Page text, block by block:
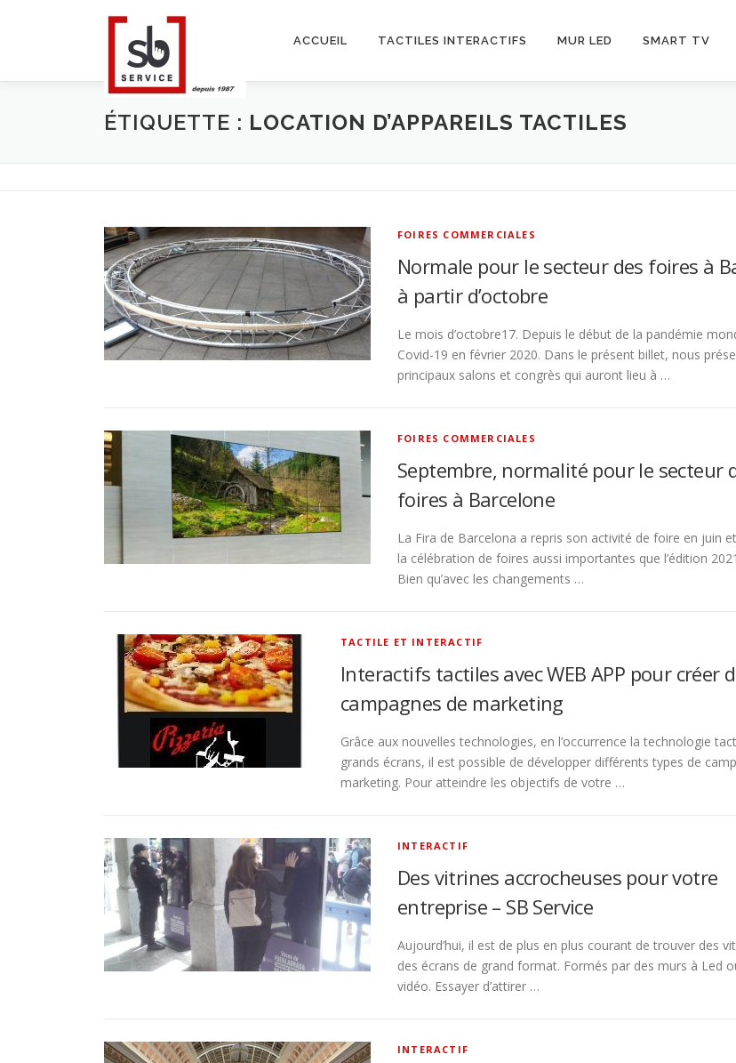
ACCUEIL TACTILES INTERACTIFS MUR LED SMART TV
ÉTIQUETTE : LOCATION D’APPAREILS TACTILES
FOIRES COMMERCIALES
Normale pour le secteur des foires à
à partir d’octobre
Le mois d’octobre17. Depuis le début de la pandémie
Covid-19 en février 2020. Dans le présent billet, nous
principaux salons et congrès qui auront lieu à …
FOIRES COMMERCIALES
Septembre, normalité pour le secteur
foires à Barcelone
La Fira de Barcelona a repris son activité de foire en juin
la célébration de foires aussi importantes que l’édition
Bien qu’avec les changements …
TACTILE ET INTERACTIF
Interactifs tactiles avec WEB APP pour créer
campagnes de marketing
Grâce aux nouvelles technologies, en l’occurrence la technologie
grands écrans, il est possible de développer différents types de
marketing. Pour atteindre les objectifs de votre …
INTERACTIF
Des vitrines accrocheuses pour votre
entreprise – SB Service
Aujourd’hui, il est de plus en plus courant de trouver des
des écrans de grand format. Formés par des murs à Led
vidéo. Essayer d’attirer …
INTERACTIF